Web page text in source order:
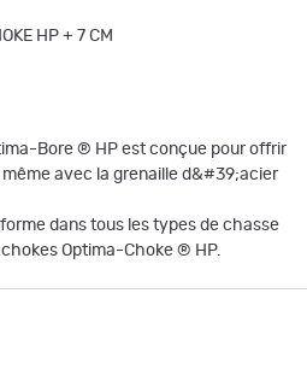
HP + 7 CM
Bore ® HP est conçue pour offrir
avec la grenaille d&#39;acier
dans tous les types de chasse
Optima-Choke ® HP.